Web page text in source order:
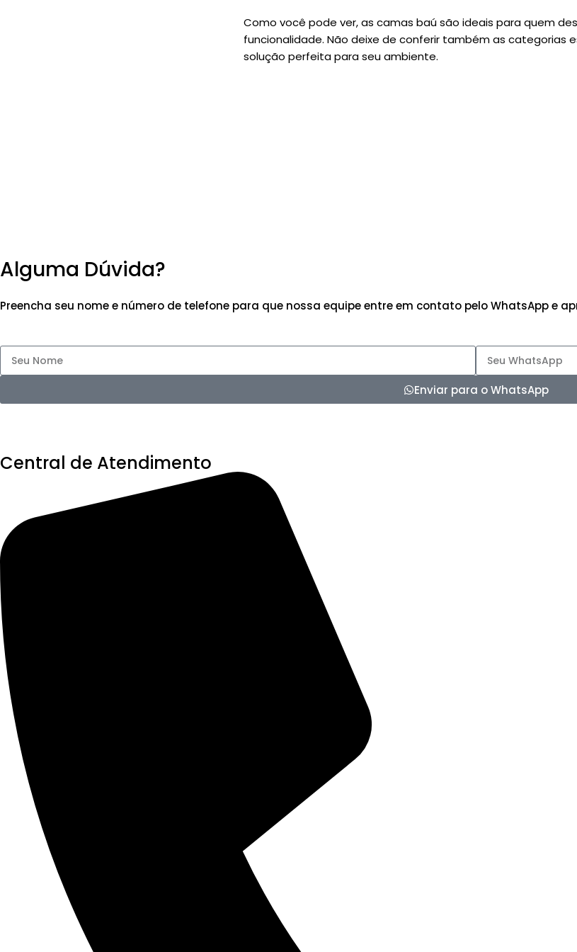
Como você pode ver, as camas baú são ideais para quem
funcionalidade. Não deixe de conferir também as categorias
solução perfeita para seu ambiente.
Alguma Dúvida?
Preencha seu nome e número de telefone para que nossa equipe entre em contato pelo WhatsApp e
Enviar para o WhatsApp
Central de Atendimento